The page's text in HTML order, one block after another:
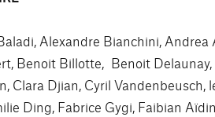
Alexandre Bianchini, Andrea
Benoit Billotte, Benoit
Clara Djian, Cyril Vandenbeusch,
Ding, Fabrice Gygi, Faibian